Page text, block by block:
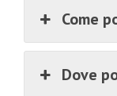
Come
Dove